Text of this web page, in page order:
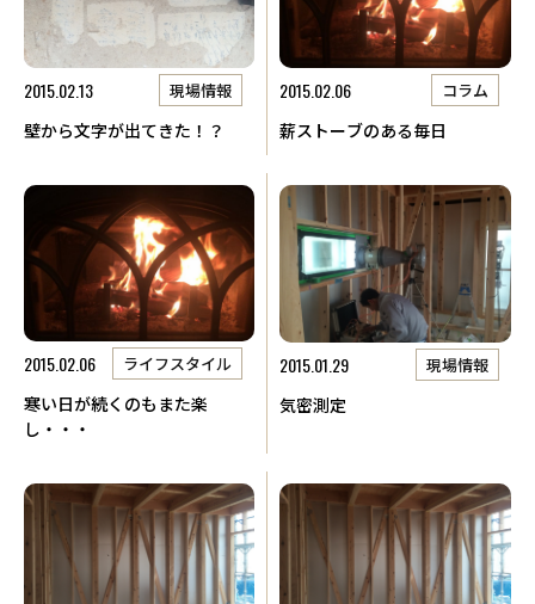
2015.02.13 現場情報
壁から文字が出てきた！？
2015.02.06 コラム
薪ストーブのある毎日
2015.02.06 ライフスタイル
寒い日が続くのもまた楽
し・・・
2015.01.29 現場情報
気密測定